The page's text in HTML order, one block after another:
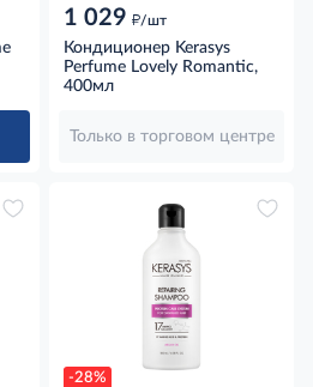
1 029 д/шт
Кондиционер Kerasys
Perfume Lovely Romantic,
400мл
Только в торговом центре
-28%